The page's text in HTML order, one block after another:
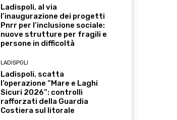
Ladispoli, al via
l’inaugurazione dei progetti
Pnrr per l’inclusione sociale:
nuove strutture per fragili e
persone in difficoltà
LADISPOLI
Ladispoli, scatta
l’operazione “Mare e Laghi
Sicuri 2026”: controlli
rafforzati della Guardia
Costiera sul litorale